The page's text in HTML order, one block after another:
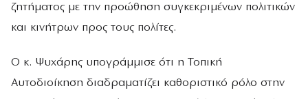
ζητήματος με την προώθηση συγκεκριμένων πολιτικών
και κινήτρων προς τους πολίτες.
Ο κ. Ψυχάρης υπογράμμισε ότι η Τοπική
Αυτοδιοίκηση διαδραματίζει καθοριστικό ρόλο στην